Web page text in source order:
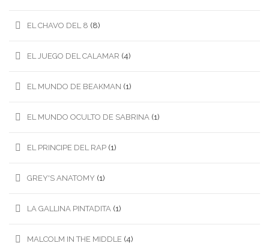
EL CHAVO DEL 8 (8)
EL JUEGO DEL CALAMAR (4)
EL MUNDO DE BEAKMAN (1)
EL MUNDO OCULTO DE SABRINA (1)
EL PRINCIPE DEL RAP (1)
GREY'S ANATOMY (1)
LA GALLINA PINTADITA (1)
MALCOLM IN THE MIDDLE (4)